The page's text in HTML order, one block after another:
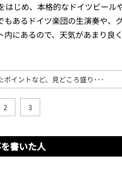
じめ、本格的なドイツビール
あるドイツ楽団の生演奏や、
にあるので、天気があまり良
イントなど、見どころ盛り･･･
2 3
書いた人